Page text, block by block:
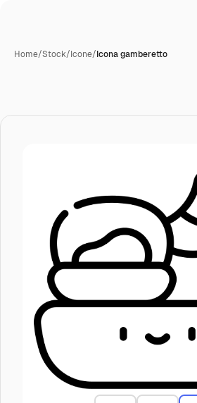
Home/Stock/Icone/Icona gamberetto